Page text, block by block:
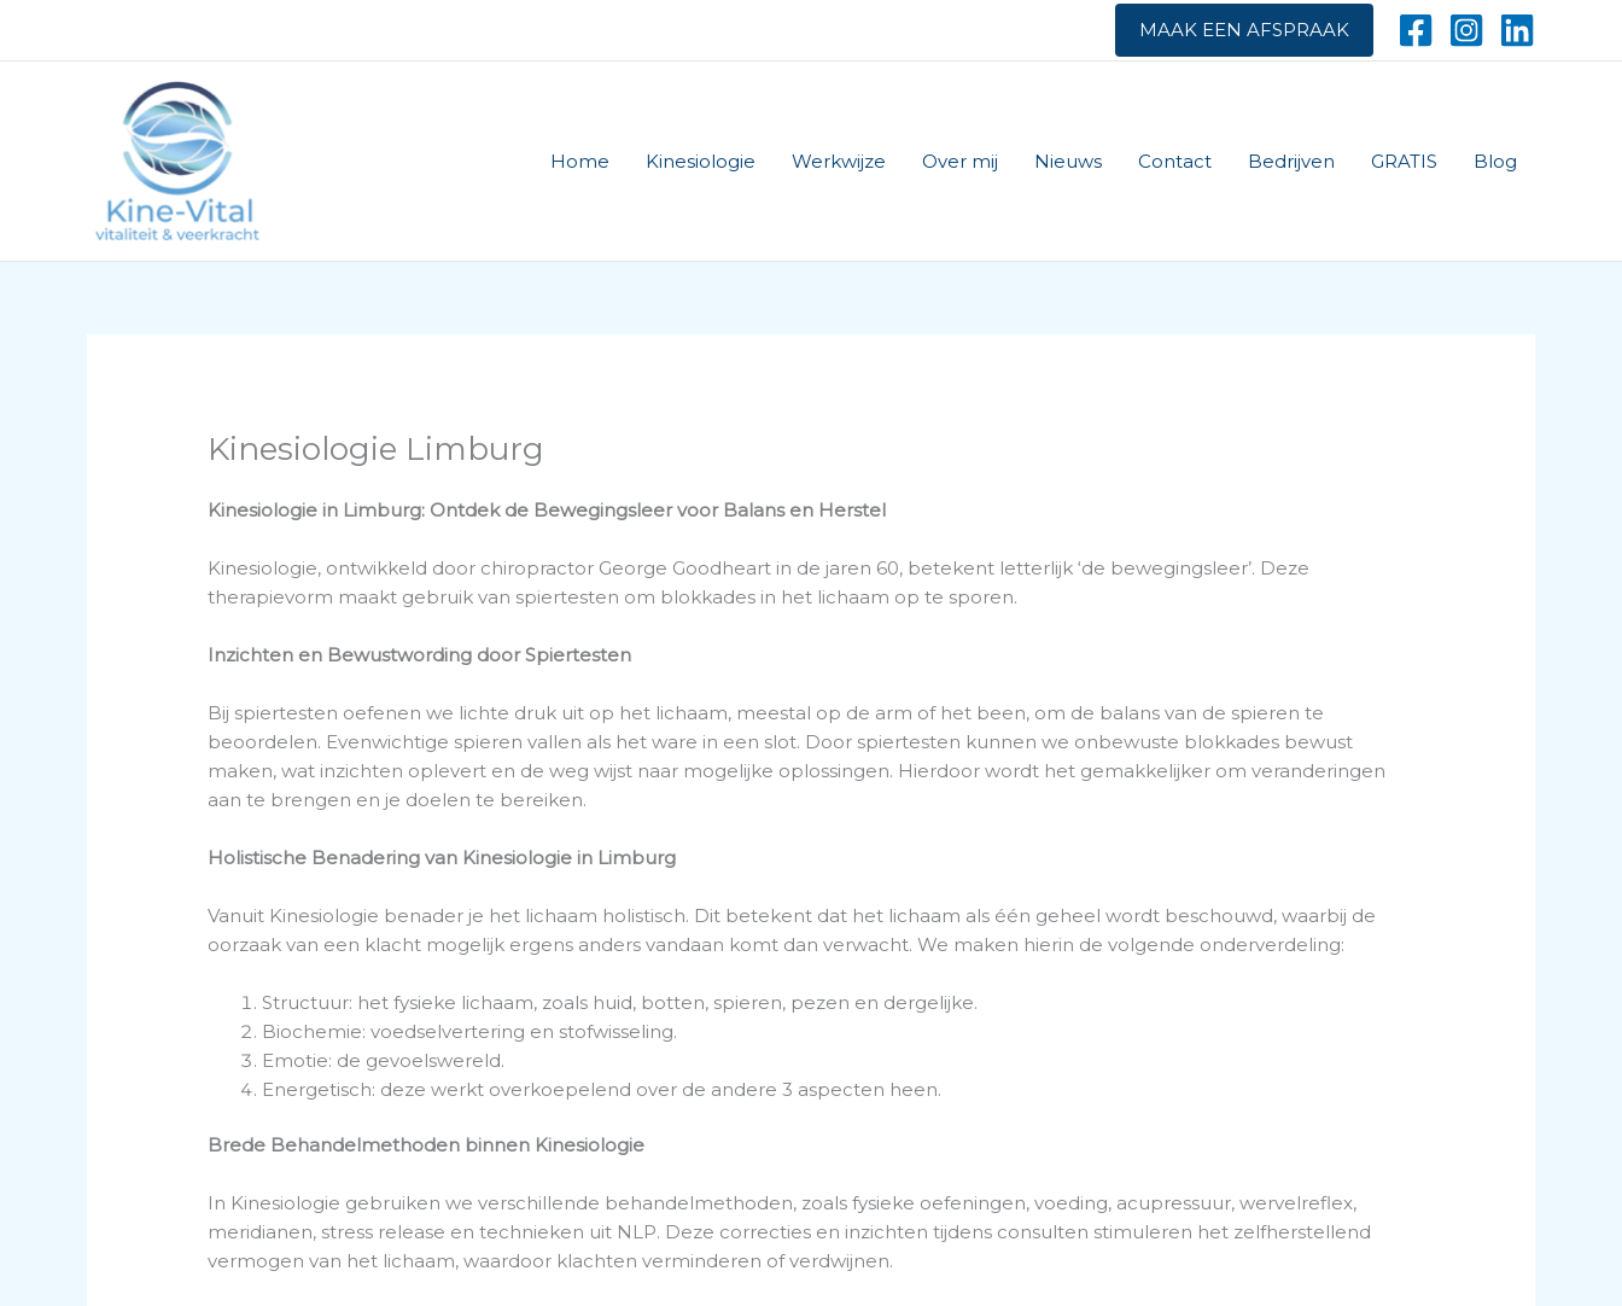
MAAK EEN AFSPRAAK
Home Kinesiologie Werkwijze Over mij Nieuws Contact Bedrijven GRATIS Blog
Kinesiologie Limburg
Kinesiologie in Limburg: Ontdek de Bewegingsleer voor Balans en Herstel
Kinesiologie, ontwikkeld door chiropractor George Goodheart in de jaren 60, betekent letterlijk ‘de bewegingsleer’. Deze
therapievorm maakt gebruik van spiertesten om blokkades in het lichaam op te sporen.
Inzichten en Bewustwording door Spiertesten
Bij spiertesten oefenen we lichte druk uit op het lichaam, meestal op de arm of het been, om de balans van de spieren te
beoordelen. Evenwichtige spieren vallen als het ware in een slot. Door spiertesten kunnen we onbewuste blokkades bewust
maken, wat inzichten oplevert en de weg wijst naar mogelijke oplossingen. Hierdoor wordt het gemakkelijker om veranderingen
aan te brengen en je doelen te bereiken.
Holistische Benadering van Kinesiologie in Limburg
Vanuit Kinesiologie benader je het lichaam holistisch. Dit betekent dat het lichaam als één geheel wordt beschouwd, waarbij de
oorzaak van een klacht mogelijk ergens anders vandaan komt dan verwacht. We maken hierin de volgende onderverdeling:
Structuur: het fysieke lichaam, zoals huid, botten, spieren, pezen en dergelijke.
Biochemie: voedselvertering en stofwisseling.
Emotie: de gevoelswereld.
Energetisch: deze werkt overkoepelend over de andere 3 aspecten heen.
Brede Behandelmethoden binnen Kinesiologie
In Kinesiologie gebruiken we verschillende behandelmethoden, zoals fysieke oefeningen, voeding, acupressuur, wervelreflex,
meridianen, stress release en technieken uit NLP. Deze correcties en inzichten tijdens consulten stimuleren het zelfherstellend
vermogen van het lichaam, waardoor klachten verminderen of verdwijnen.